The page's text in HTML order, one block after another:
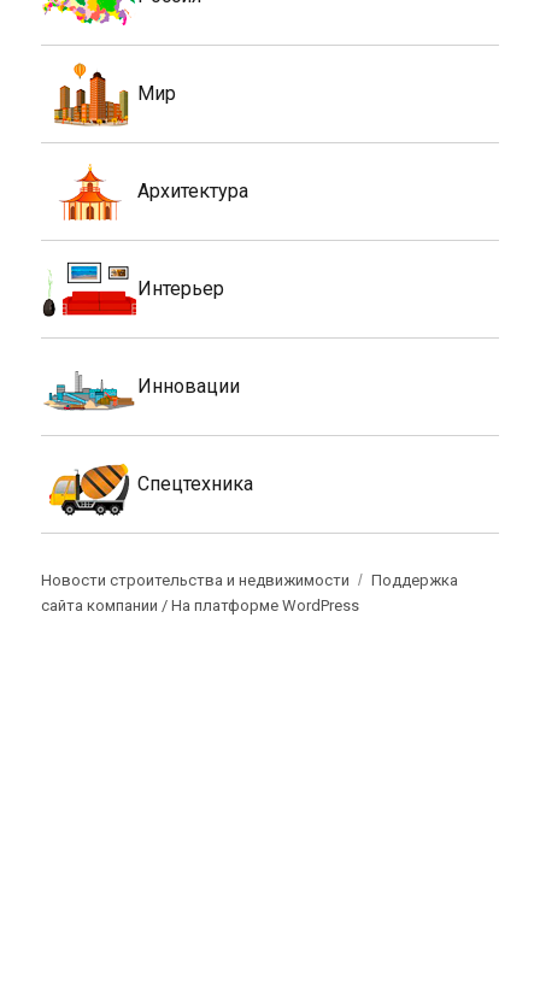
Мир
Архитектура
Интерьер
Инновации
Спецтехника
Новости строительства и недвижимости
Поддержка
сайта компании /На платформе WordPress